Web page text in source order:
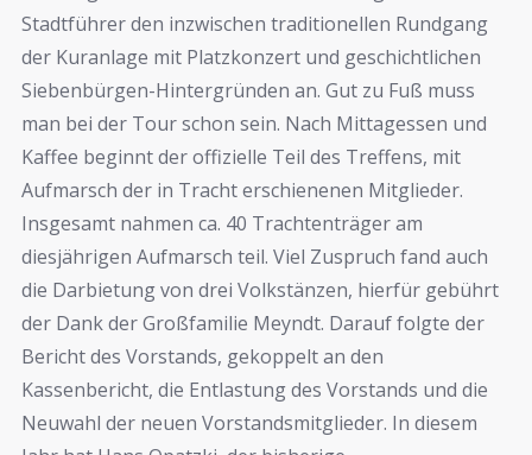
Stadtführer den inzwischen traditionellen Rundgang
der Kuranlage mit Platzkonzert und geschichtlichen
Siebenbürgen-Hintergründen an. Gut zu Fuß muss
man bei der Tour schon sein. Nach Mittagessen und
Kaffee beginnt der offizielle Teil des Treffens, mit
Aufmarsch der in Tracht erschienenen Mitglieder.
Insgesamt nahmen ca. 40 Trachtenträger am
diesjährigen Aufmarsch teil. Viel Zuspruch fand auch
die Darbietung von drei Volkstänzen, hierfür gebührt
der Dank der Großfamilie Meyndt. Darauf folgte der
Bericht des Vorstands, gekoppelt an den
Kassenbericht, die Entlastung des Vorstands und die
Neuwahl der neuen Vorstandsmitglieder. In diesem